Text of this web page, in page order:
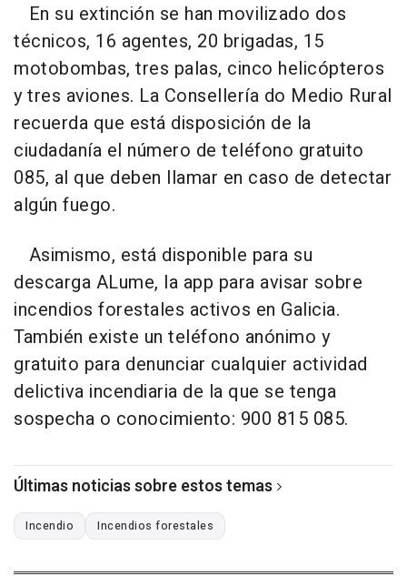
En su extinción se han movilizado dos
técnicos, 16 agentes, 20 brigadas, 15
motobombas, tres palas, cinco helicópteros
y tres aviones. La Consellería do Medio Rural
recuerda que está disposición de la
ciudadanía el número de teléfono gratuito
085, al que deben llamar en caso de detectar
algún fuego.
Asimismo, está disponible para su
descarga ALume, la app para avisar sobre
incendios forestales activos en Galicia.
También existe un teléfono anónimo y
gratuito para denunciar cualquier actividad
delictiva incendiaria de la que se tenga
sospecha o conocimiento: 900 815 085.
Últimas noticias sobre estos temas
Incendio Incendios forestales